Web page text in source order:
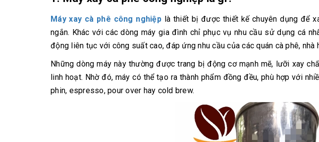
Máy xay cà phê công nghiệplà thiết bị được thiết kế chuyên dụng để
ngắn. Khác với các dòng máy gia đình chỉ phục vụ nhu cầu sử dụng cá
động liên tục với công suất cao, đáp ứng nhu cầu của các quán cà phê, nhà
Những dòng máy này thường được trang bị động cơ mạnh mẽ, lưỡi xay
linh hoạt. Nhờ đó, máy có thể tạo ra thành phẩm đồng đều, phù hợp với
phin, espresso, pour over hay cold brew.
phê nguyên chất
ngon
10/06/2026
phê
chuẩn
27/02/